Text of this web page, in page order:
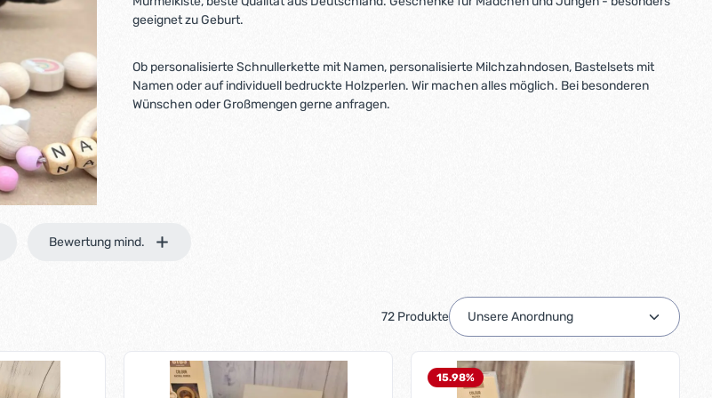
geeignet zu Geburt.
Ob personalisierte Schnullerkette mit Namen, personalisierte Milchzahndosen, Bastelsets mit
Namen oder auf individuell bedruckte Holzperlen. Wir machen alles möglich. Bei besonderen
Wünschen oder Großmengen gerne anfragen.
Bewertung mind.
72 Produkte
15.98%